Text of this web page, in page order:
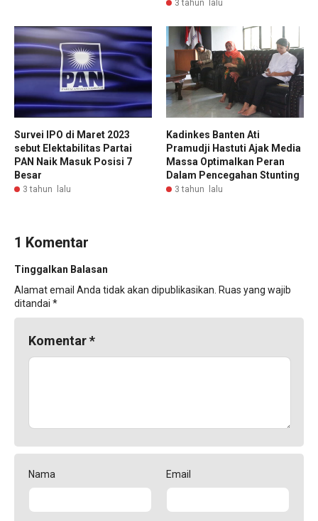
3 tahun lalu
Survei IPO di Maret 2023
sebut Elektabilitas Partai
PAN Naik Masuk Posisi 7
Besar
3 tahun lalu
Kadinkes Banten Ati
Pramudji Hastuti Ajak Media
Massa Optimalkan Peran
Dalam Pencegahan Stunting
3 tahun lalu
1 Komentar
Tinggalkan Balasan
Alamat email Anda tidak akan dipublikasikan. Ruas yang wajib
ditandai *
Komentar*
Nama Email